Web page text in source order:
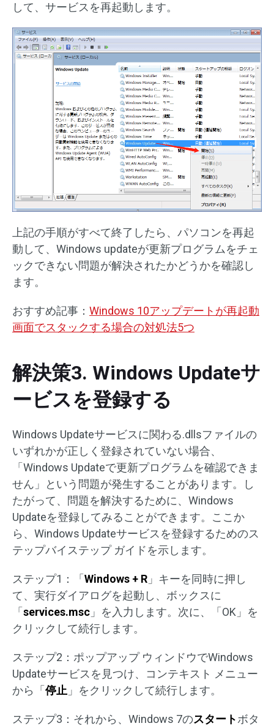
して、サービスを再起動します。
上記の手順がすべて終了したら、パソコンを再起
動して、Windows updateが更新プログラムをチェ
ックできない問題が解決されたかどうかを確認し
ます。
おすすめ記事： Windows 10アップデートが再起動
画面でスタックする場合の対処法5つ
解決策3. Windows Updateサ
ービスを登録する
Windows Updateサービスに関わる.dllsファイルの
いずれかが正しく登録されていない場合、
「Windows Updateで更新プログラムを確認できま
せん」という問題が発生することがあります。し
たがって、問題を解決するために、Windows
Updateを登録してみることができます。ここか
ら、Windows Updateサービスを登録するためのス
テップバイステップ ガイドを示します。
ステップ1：「 Windows + R 」キーを同時に押し
て、実行ダイアログを起動し、ボックスに
「 services.msc 」を入力します。次に、「OK」を
クリックして続行します。
ステップ2：ポップアップ ウィンドウでWindows
Updateサービスを見つけ、コンテキスト メニュー
から「 停止 」をクリックして続行します。
ステップ3：それから、Windows 7のスタートボタ